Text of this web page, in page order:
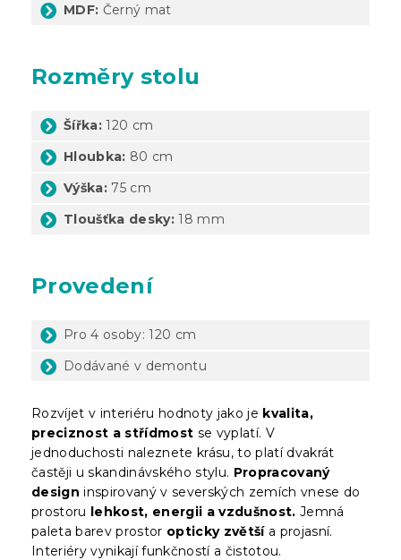
MDF: Černý mat
Rozměry stolu
Šířka: 120 cm
Hloubka: 80 cm
Výška: 75 cm
Tloušťka desky: 18 mm
Provedení
Pro 4 osoby: 120 cm
Dodávané v demontu
Rozvíjet v interiéru hodnoty jako je kvalita,
preciznost a střídmost se vyplatí. V
jednoduchosti naleznete krásu, to platí dvakrát
častěji u skandinávského stylu. Propracovaný
design inspirovaný v severských zemích vnese do
prostoru lehkost, energii a vzdušnost. Jemná
paleta barev prostor opticky zvětšía projasní.
Interiéry vynikají funkčností a čistotou.